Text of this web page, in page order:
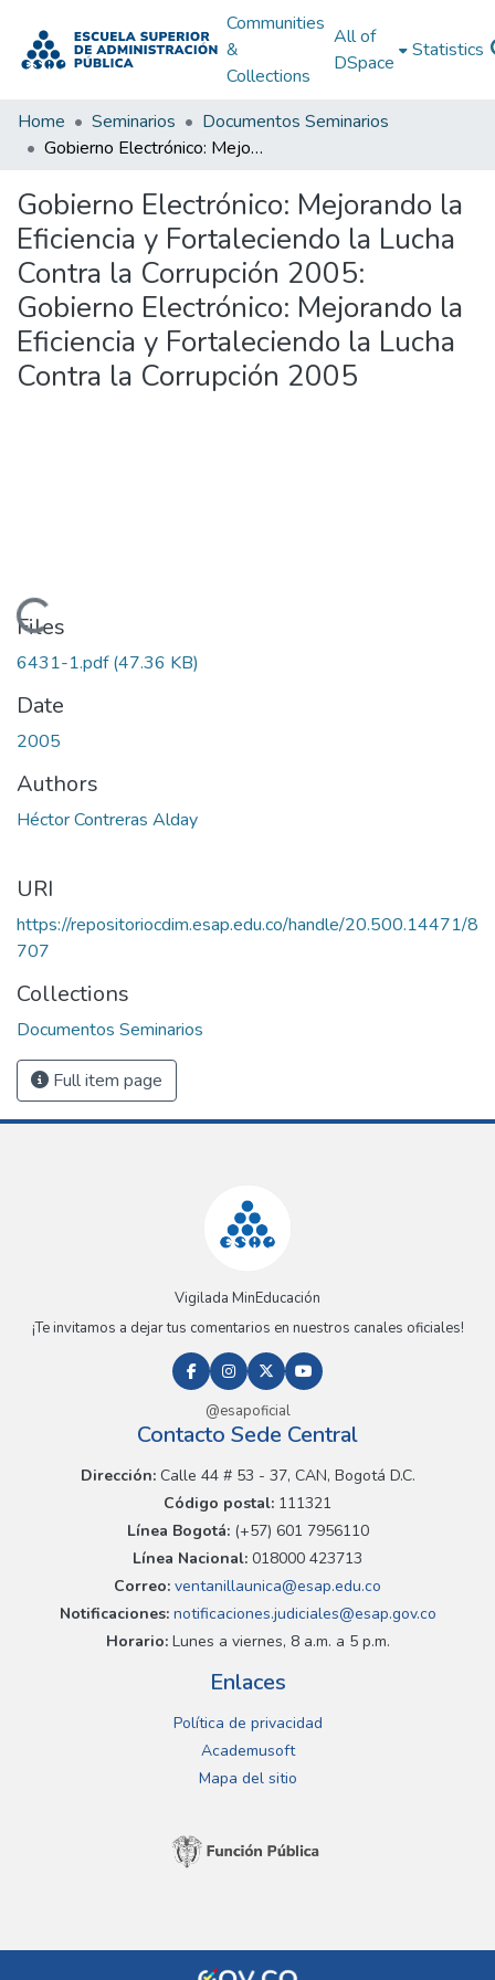
Communities
&
Collections
All of
DSpace
Statistics
Home Seminarios
Documentos Seminarios
Gobierno Electrónico: Mejorando la Eficiencia y Fortaleciendo la Lucha Contra la Corrupción 2005: Gobierno Electrónico: Mejorando la Eficiencia y Fortaleciendo la Lucha Contra la Corrupción 2005
Gobierno Electrónico: Mejorando la
Eficiencia y Fortaleciendo la Lucha
Contra la Corrupción 2005:
Gobierno Electrónico: Mejorando la
Eficiencia y Fortaleciendo la Lucha
Contra la Corrupción 2005
Loading...
Files
6431-1.pdf(47.36 KB)
Date
2005
Authors
Héctor Contreras Alday
URI
https://repositoriocdim.esap.edu.co/handle/20.500.14471/8
707
Collections
Documentos Seminarios
Full item page
Vigilada MinEducación
¡Te invitamos a dejar tus comentarios en nuestros canales oficiales!
@esapoficial
Contacto Sede Central
Dirección:Calle 44 # 53 - 37, CAN, Bogotá D.C.
Código postal: 111321
Línea Bogotá:(+57) 601 7956110
Línea Nacional: 018000 423713
Correo: ventanillaunica@esap.edu.co
Notificaciones:notificaciones.judiciales@esap.gov.co
Horario:Lunes a viernes, 8 a.m. a 5 p.m.
Enlaces
Política de privacidad
Academusoft
Mapa del sitio